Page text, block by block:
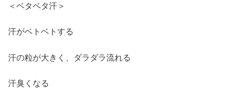
＜ベタベタ汗＞
汗がベトベトする
汗の粒が大きく、ダラダラ流れる
汗臭くなる